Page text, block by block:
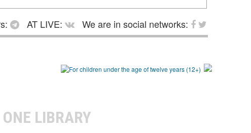
AT LIVE:
We are in social networks:
LIBRARY